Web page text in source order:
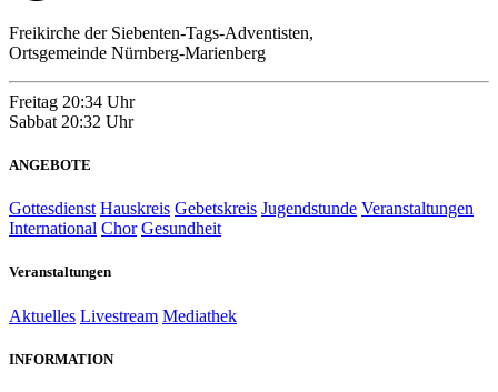
Freikirche der Siebenten-Tags-Adventisten,
Ortsgemeinde Nürnberg-Marienberg
Freitag 20:34 Uhr
Sabbat 20:32 Uhr
ANGEBOTE
Gottesdienst Hauskreis Gebetskreis Jugendstunde Veranstaltungen
International Chor Gesundheit
Veranstaltungen
Aktuelles Livestream Mediathek
INFORMATION